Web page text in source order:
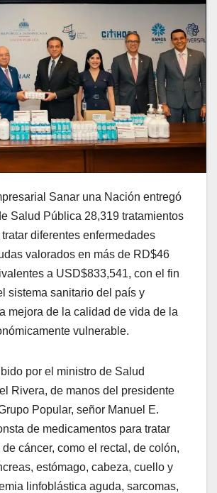
Sanar una Nación entregó
Salud Pública 28,319 tratamientos
diferentes enfermedades
valorados en más de RD$46
a USD$833,541, con el fin
sistema sanitario del país y
mejora de la calidad de vida de la
vulnerable.
por el ministro de Salud
Rivera, de manos del presidente
Popular, señor Manuel E.
de medicamentos para tratar
cáncer, como el rectal, de colón,
estómago, cabeza, cuello y
linfoblástica aguda, sarcomas,